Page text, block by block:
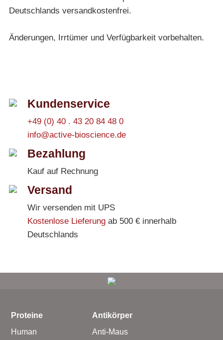
Deutschlands versandkostenfrei.
Änderungen, Irrtümer und Verfügbarkeit vorbehalten.
Kundenservice
+49 (0) 40 . 43 20 84 48 0
info@active-bioscience.de
Bezahlung
Kauf auf Rechnung
Versand
Wir versenden mit UPS
Kostenlose Lieferungab 500 € innerhalb
Deutschlands
Proteine
Human
Antikörper
Anti-Maus